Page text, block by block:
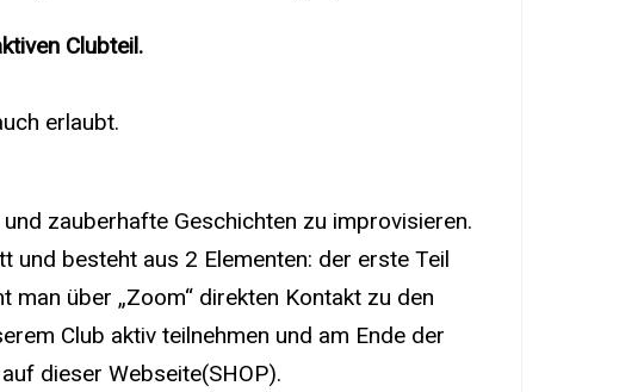
Clubteil.
erlaubt.
zauberhafte Geschichten zu improvisieren.
und besteht aus 2 Elementen: der erste Teil
über „Zoom“ direkten Kontakt zu den
Club aktiv teilnehmen und am Ende der
dieser Webseite(SHOP).